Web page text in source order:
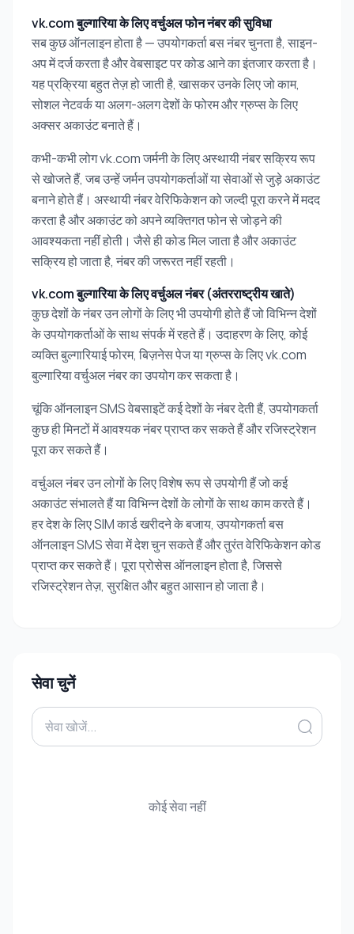
vk.com बुल्गारिया के लिए वर्चुअल फोन नंबर की सुविधा
सब कुछ ऑनलाइन होता है — उपयोगकर्ता बस नंबर चुनता है, साइन-
अप में दर्ज करता है और वेबसाइट पर कोड आने का इंतजार करता है।
यह प्रक्रिया बहुत तेज़ हो जाती है, खासकर उनके लिए जो काम,
सोशल नेटवर्क या अलग-अलग देशों के फोरम और ग्रुप्स के लिए
अक्सर अकाउंट बनाते हैं।
कभी-कभी लोग vk.com जर्मनी के लिए अस्थायी नंबर सक्रिय रूप
से खोजते हैं, जब उन्हें जर्मन उपयोगकर्ताओं या सेवाओं से जुड़े अकाउंट
बनाने होते हैं। अस्थायी नंबर वेरिफिकेशन को जल्दी पूरा करने में मदद
करता है और अकाउंट को अपने व्यक्तिगत फोन से जोड़ने की
आवश्यकता नहीं होती। जैसे ही कोड मिल जाता है और अकाउंट
सक्रिय हो जाता है, नंबर की जरूरत नहीं रहती।
vk.com बुल्गारिया के लिए वर्चुअल नंबर (अंतरराष्ट्रीय खाते)
कुछ देशों के नंबर उन लोगों के लिए भी उपयोगी होते हैं जो विभिन्न देशों
के उपयोगकर्ताओं के साथ संपर्क में रहते हैं। उदाहरण के लिए, कोई
व्यक्ति बुल्गारियाई फोरम, बिज़नेस पेज या ग्रुप्स के लिए vk.com
बुल्गारिया वर्चुअल नंबर का उपयोग कर सकता है।
चूंकि ऑनलाइन SMS वेबसाइटें कई देशों के नंबर देती हैं, उपयोगकर्ता
कुछ ही मिनटों में आवश्यक नंबर प्राप्त कर सकते हैं और रजिस्ट्रेशन
पूरा कर सकते हैं।
वर्चुअल नंबर उन लोगों के लिए विशेष रूप से उपयोगी हैं जो कई
अकाउंट संभालते हैं या विभिन्न देशों के लोगों के साथ काम करते हैं।
हर देश के लिए SIM कार्ड खरीदने के बजाय, उपयोगकर्ता बस
ऑनलाइन SMS सेवा में देश चुन सकते हैं और तुरंत वेरिफिकेशन कोड
प्राप्त कर सकते हैं। पूरा प्रोसेस ऑनलाइन होता है, जिससे
रजिस्ट्रेशन तेज़, सुरक्षित और बहुत आसान हो जाता है।
सेवा चुनें
कोई सेवा नहीं